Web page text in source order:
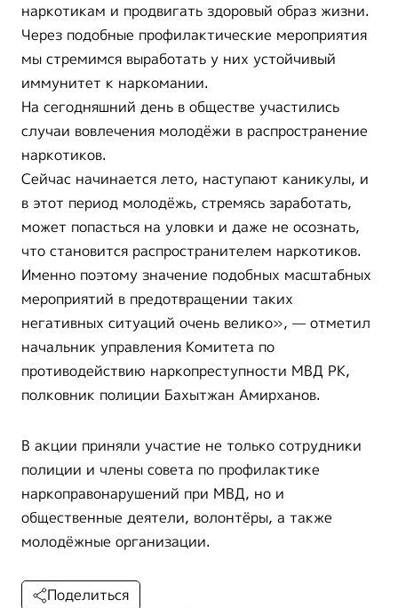
наркотикам и продвигать здоровый образ жизни.
Через подобные профилактические мероприятия
мы стремимся выработать у них устойчивый
иммунитет к наркомании.
На сегодняшний день в обществе участились
случаи вовлечения молодёжи в распространение
наркотиков.
Сейчас начинается лето, наступают каникулы, и
в этот период молодёжь, стремясь заработать,
может попасться на уловки и даже не осознать,
что становится распространителем наркотиков.
Именно поэтому значение подобных масштабных
мероприятий в предотвращении таких
негативных ситуаций очень велико», — отметил
начальник управления Комитета по
противодействию наркопреступности МВД РК,
полковник полиции Бахытжан Амирханов.
В акции приняли участие не только сотрудники
полиции и члены совета по профилактике
наркоправонарушений при МВД, но и
общественные деятели, волонтёры, а также
молодёжные организации.
Поделиться